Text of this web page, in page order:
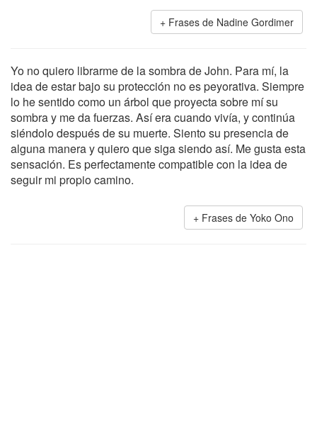
Frases de Nadine Gordimer
Yo no quiero librarme de la sombra de John. Para mí, la
idea de estar bajo su protección no es peyorativa. Siempre
lo he sentido como un árbol que proyecta sobre mí su
sombra y me da fuerzas. Así era cuando vivía, y continúa
siéndolo después de su muerte. Siento su presencia de
alguna manera y quiero que siga siendo así. Me gusta esta
sensación. Es perfectamente compatible con la idea de
seguir mi propio camino.
Frases de Yoko Ono